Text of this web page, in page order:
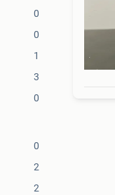
0
0
1
3
0
0
2
2